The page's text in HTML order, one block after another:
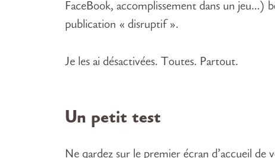
FaceBook, accomplissement dans un jeu…)
publication « disruptif ».
Je les ai désactivées. Toutes. Partout.
Un petit test
Ne gardez sur le premier écran d’accueil